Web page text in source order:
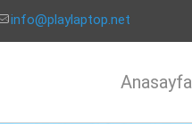
info@playlaptop.net
Anasayfa